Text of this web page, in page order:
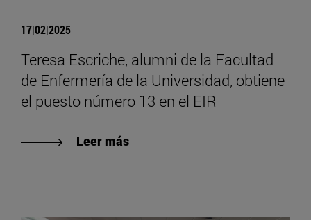
17|02|2025
Teresa Escriche, alumni de la Facultad
de Enfermería de la Universidad, obtiene
el puesto número 13 en el EIR
Leer más